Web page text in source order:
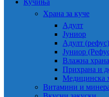
Кучиња
Храна за куче
Адулт
Јуниор
Адулт (рефус)
Јуниор
Влажна храна
Прихрана и
Медицинска
Витамини и